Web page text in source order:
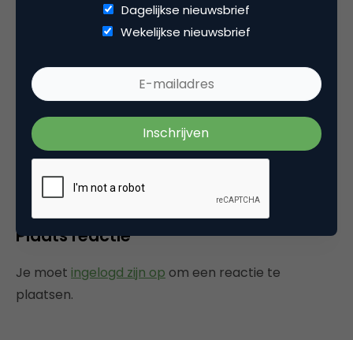
Stoer, echte een te brute organisatie die
Shell. hopelijk wint Shell.
6 juni 2005 om 07:19
Plaats reactie
Je moet ingelogd zijn op om een reactie te
plaatsen.
Dagelijkse nieuwsbrief
Wekelijkse nieuwsbrief